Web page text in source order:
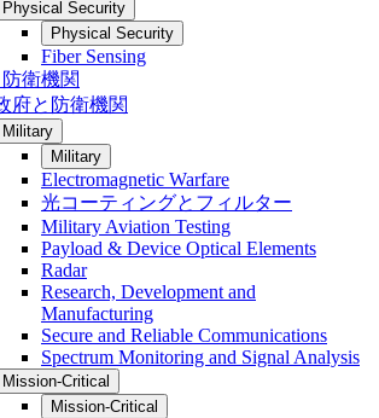
Physical Security
Physical Security
Fiber Sensing
衛機関
府と防衛機関
Military
Military
Electromagnetic Warfare
光コーティングとフィルター
Military Aviation Testing
Payload & Device Optical Elements
Radar
Research, Development and
Manufacturing
Secure and Reliable Communications
Spectrum Monitoring and Signal Analysis
Mission-Critical
Mission-Critical